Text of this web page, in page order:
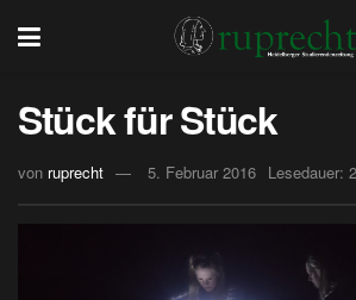
Stück für Stück
von ruprecht 5. Februar 2016 Lesedauer: